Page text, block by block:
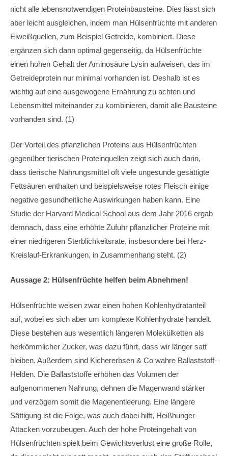
nicht alle lebensnotwendigen Proteinbausteine. Dies lässt sich
aber leicht ausgleichen, indem man Hülsenfrüchte mit anderen
Eiweißquellen, zum Beispiel Getreide, kombiniert. Diese
ergänzen sich dann optimal gegenseitig, da Hülsenfrüchte
einen hohen Gehalt der Aminosäure Lysin aufweisen, das im
Getreideprotein nur minimal vorhanden ist. Deshalb ist es
wichtig auf eine ausgewogene Ernährung zu achten und
Lebensmittel miteinander zu kombinieren, damit alle Bausteine
vorhanden sind. (1)
Der Vorteil des pflanzlichen Proteins aus Hülsenfrüchten
gegenüber tierischen Proteinquellen zeigt sich auch darin,
dass tierische Nahrungsmittel oft viele ungesunde gesättigte
Fettsäuren enthalten und beispielsweise rotes Fleisch einige
negative gesundheitliche Auswirkungen haben kann. Eine
Studie der Harvard Medical School aus dem Jahr 2016 ergab
demnach, dass eine erhöhte Zufuhr pflanzlicher Proteine mit
einer niedrigeren Sterblichkeitsrate, insbesondere bei Herz-
Kreislauf-Erkrankungen, in Zusammenhang steht. (2)
Aussage 2: Hülsenfrüchte helfen beim Abnehmen!
Hülsenfrüchte weisen zwar einen hohen Kohlenhydratanteil
auf, wobei es sich aber um komplexe Kohlenhydrate handelt.
Diese bestehen aus wesentlich längeren Molekülketten als
herkömmlicher Zucker, was dazu führt, dass wir länger satt
bleiben. Außerdem sind Kichererbsen & Co wahre Ballaststoff-
Helden. Die Ballaststoffe erhöhen das Volumen der
aufgenommenen Nahrung, dehnen die Magenwand stärker
und verzögern somit die Magenentleerung. Eine längere
Sättigung ist die Folge, was auch dabei hilft, Heißhunger-
Attacken vorzubeugen. Auch der hohe Proteingehalt von
Hülsenfrüchten spielt beim Gewichtsverlust eine große Rolle,